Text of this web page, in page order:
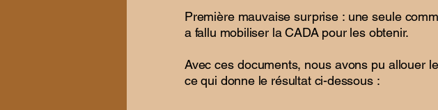
Première mauvaise surprise : une seule
a fallu mobiliser la CADA pour les obtenir.
Avec ces documents, nous avons pu allouer
ce qui donne le résultat ci-dessous :